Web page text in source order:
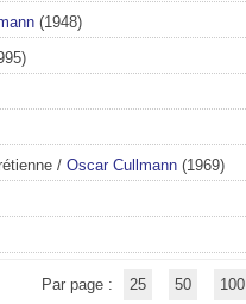
(1948)
/ Oscar Cullmann (1969)
Par page : 25 50 100